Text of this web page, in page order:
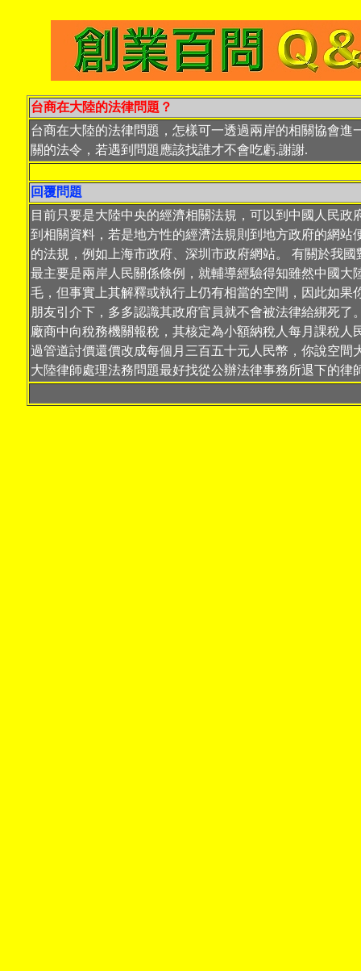
台商在大陸的法律問題？
台商在大陸的法律問題，怎樣可一透過兩岸的相關協會進
關的法令，若遇到問題應該找誰才不會吃虧.謝謝.
回覆問題
目前只要是大陸中央的經濟相關法規，可以到中國人民政
到相關資料，若是地方性的經濟法規則到地方政府的網站
的法規，例如上海市政府、深圳市政府網站。 有關於我國
最主要是兩岸人民關係條例，就輔導經驗得知雖然中國大
毛，但事實上其解釋或執行上仍有相當的空間，因此如果
朋友引介下，多多認識其政府官員就不會被法律給綁死了
廠商中向稅務機關報稅，其核定為小額納稅人每月課稅人
過管道討價還價改成每個月三百五十元人民幣，你說空間
大陸律師處理法務問題最好找從公辦法律事務所退下的律